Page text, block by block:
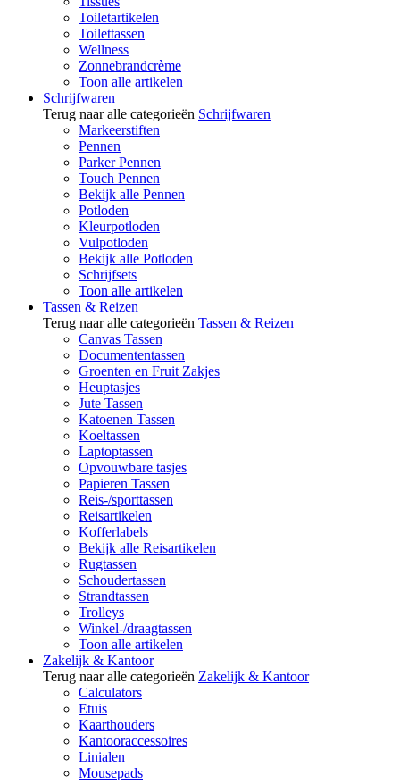
Toiletartikelen
Toilettassen
Wellness
Zonnebrandcrème
Toon alle artikelen
Schrijfwaren
Terug naar alle categorieën Schrijfwaren
Markeerstiften
Pennen
Parker Pennen
Touch Pennen
Bekijk alle Pennen
Potloden
Kleurpotloden
Vulpotloden
Bekijk alle Potloden
Schrijfsets
Toon alle artikelen
Tassen & Reizen
Terug naar alle categorieën Tassen & Reizen
Canvas Tassen
Documententassen
Groenten en Fruit Zakjes
Heuptasjes
Jute Tassen
Katoenen Tassen
Koeltassen
Laptoptassen
Opvouwbare tasjes
Papieren Tassen
Reis-/sporttassen
Reisartikelen
Kofferlabels
Bekijk alle Reisartikelen
Rugtassen
Schoudertassen
Strandtassen
Trolleys
Winkel-/draagtassen
Toon alle artikelen
Zakelijk & Kantoor
Terug naar alle categorieën Zakelijk & Kantoor
Calculators
Etuis
Kaarthouders
Kantooraccessoires
Linialen
Mousepads